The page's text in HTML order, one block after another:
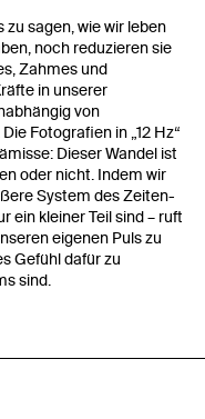
sagen, wie wir leben
noch reduzieren sie
Zahmes und
in unserer
von
Fotografien in „12 Hz“
Dieser Wandel ist
oder nicht. Indem wir
System des Zeiten-
ein kleiner Teil sind – ruft
eigenen Puls zu
Gefühl dafür zu
sind.